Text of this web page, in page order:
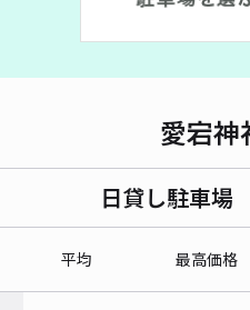
愛宕神
日貸し駐車場
平均 最高価格